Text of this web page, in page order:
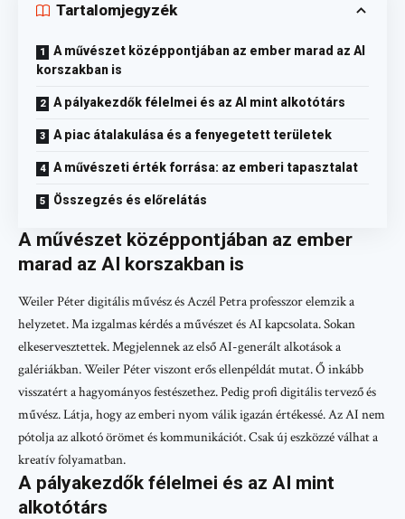
Tartalomjegyzék
A művészet középpontjában az ember marad az AI
korszakban is
A pályakezdők félelmei és az AI mint alkotótárs
A piac átalakulása és a fenyegetett területek
A művészeti érték forrása: az emberi tapasztalat
Összegzés és előrelátás
A művészet középpontjában az ember
marad az AI korszakban is
Weiler Péter digitális művész és Aczél Petra professzor elemzik a
helyzetet. Ma izgalmas kérdés a művészet és AI kapcsolata. Sokan
elkeservesztettek. Megjelennek az első AI-generált alkotások a
galériákban. Weiler Péter viszont erős ellenpéldát mutat. Ő inkább
visszatért a hagyományos festészethez. Pedig profi digitális tervező és
művész. Látja, hogy az emberi nyom válik igazán értékessé. Az AI nem
pótolja az alkotó örömet és kommunikációt. Csak új eszközzé válhat a
kreatív folyamatban.
A pályakezdők félelmei és az AI mint
alkotótárs